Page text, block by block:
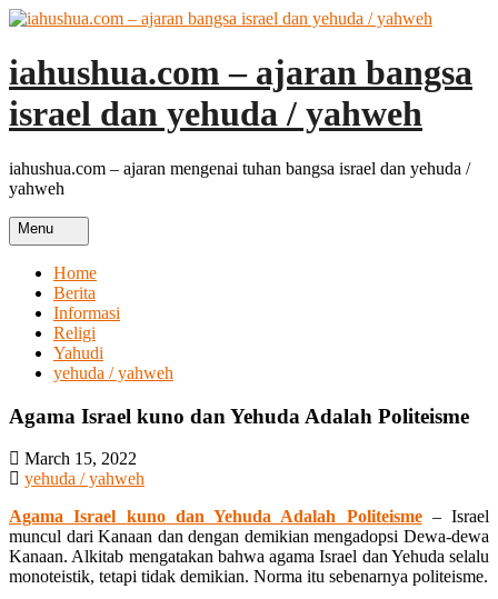
Skip
content
iahushua.com – ajaran bangsa
israel dan yehuda / yahweh
iahushua.com – ajaran mengenai tuhan bangsa israel dan yehuda /
yahweh
Menu
Home
Berita
Informasi
Religi
Yahudi
yehuda / yahweh
Agama Israel kuno dan Yehuda Adalah Politeisme
March 15, 2022
yehuda / yahweh
Agama Israel kuno dan Yehuda Adalah Politeisme– Israel
muncul dari Kanaan dan dengan demikian mengadopsi Dewa-dewa
Kanaan. Alkitab mengatakan bahwa agama Israel dan Yehuda selalu
monoteistik, tetapi tidak demikian. Norma itu sebenarnya politeisme.